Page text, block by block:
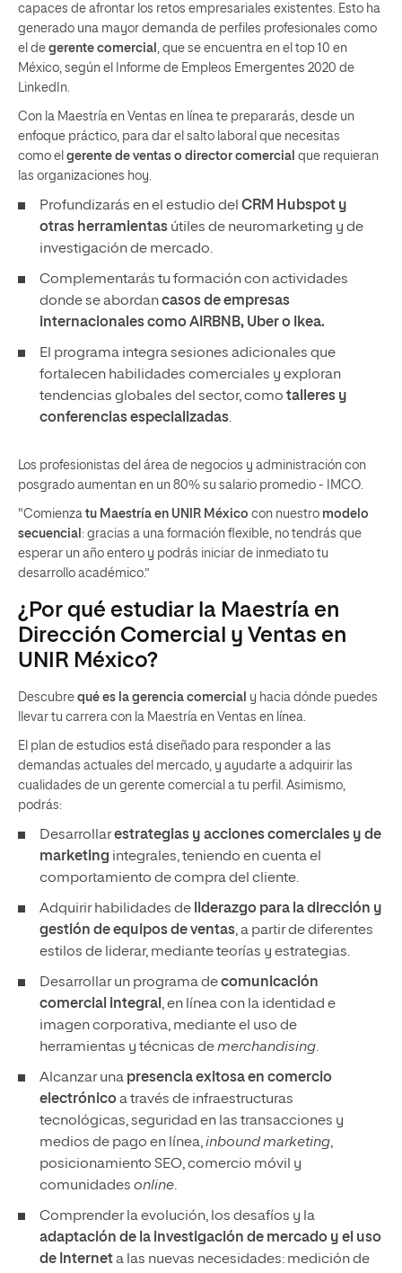
capaces de afrontar los retos empresariales existentes. Esto ha
generado una mayor demanda de perfiles profesionales como
el de gerente comercial , que se encuentra en el top 10 en
México, según el Informe de Empleos Emergentes 2020 de
LinkedIn.
Con la Maestría en Ventas en línea te prepararás, desde un
enfoque práctico, para dar el salto laboral que necesitas
como el gerente de ventas o director comercial que requieran
las organizaciones hoy.
Profundizarás en el estudio del CRM Hubspot y
otras herramientas útiles de neuromarketing y de
investigación de mercado.
Complementarás tu formación con actividades
donde se abordancasos de empresas
internacionales como AIRBNB, Uber o Ikea.
El programa integra sesiones adicionales que
fortalecen habilidades comerciales y exploran
tendencias globales del sector, como talleres y
conferencias especializadas.
Los profesionistas del área de negocios y administración con
posgrado aumentan en un 80% su salario promedio - IMCO.
"Comienza tu Maestría en UNIR México con nuestro modelo
secuencial : gracias a una formación flexible, no tendrás que
esperar un año entero y podrás iniciar de inmediato tu
desarrollo académico.”
¿Por qué estudiar la Maestría en
Dirección Comercial y Ventas en
UNIR México?
Descubre qué es la gerencia comercial y hacia dónde puedes
llevar tu carrera con la Maestría en Ventas en línea.
El plan de estudios está diseñado para responder a las
demandas actuales del mercado, y ayudarte a adquirir las
cualidades de un gerente comercial a tu perfil. Asimismo,
podrás:
Desarrollarestrategias y acciones comerciales y de
marketing integrales, teniendo en cuenta el
comportamiento de compra del cliente.
Adquirir habilidades de liderazgo para la dirección y
gestión de equipos de ventas, a partir de diferentes
estilos de liderar, mediante teorías y estrategias.
Desarrollar un programa decomunicación
comercial integral , en línea con la identidad e
imagen corporativa, mediante el uso de
herramientas y técnicas demerchandising.
Alcanzar una presencia exitosa en comercio
electrónicoa través de infraestructuras
tecnológicas, seguridad en las transacciones y
medios de pago en línea,inbound marketing,
posicionamiento SEO, comercio móvil y
comunidades online.
Comprender la evolución, los desafíos y la
adaptación de la investigación de mercado y el uso
de Interneta las nuevas necesidades: medición de